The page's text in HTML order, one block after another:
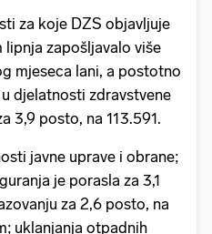
za koje DZS objavljuje
zapošljavalo više
mjeseca lani, a postotno
djelatnosti zdravstvene
3,9 posto, na 113.591.
javne uprave i obrane;
je porasla za 3,1
za 2,6 posto, na
uklanjanja otpadnih